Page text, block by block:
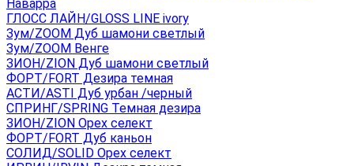
Наварра
ГЛОСС ЛАЙН/GLOSS LINE ivory
Зум/ZOOM Дуб шамони светлый
Зум/ZOOM Венге
ЗИОН/ZION Дуб шамони светлый
ФОРТ/FORT Дезира темная
АСТИ/ASTI Дуб урбан /черный
СПРИНГ/SPRING Темная дезира
ЗИОН/ZION Орех селект
ФОРТ/FORT Дуб каньон
СОЛИД/SOLID Орех селект